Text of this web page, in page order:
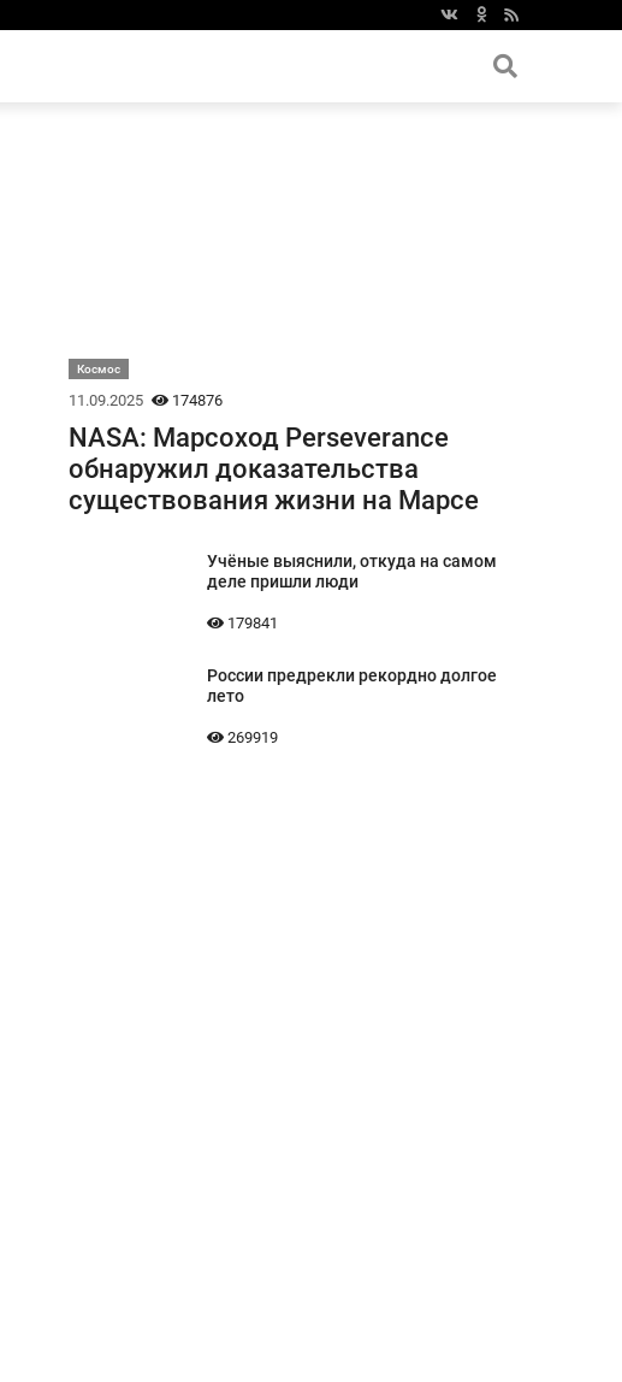
Космос
11.09.2025 174876
NASA: Марсоход Perseverance
обнаружил доказательства
существования жизни на Марсе
Учёные выяснили, откуда на самом
деле пришли люди
179841
России предрекли рекордно долгое
лето
269919